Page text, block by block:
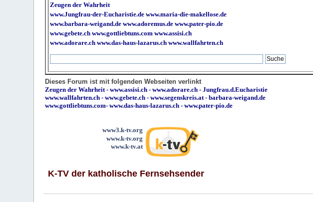
Zeugen der Wahrheit
www.Jungfrau-der-Eucharistie.de www.maria-die-makellose.de
www.barbara-weigand.de www.adoremus.de www.pater-pio.de
www.gebete.ch www.gottliebtuns.com www.assisi.ch
www.adorare.ch www.das-haus-lazarus.ch www.wallfahrten.ch
Dieses Forum ist mit folgenden Webseiten verlinkt
Zeugen der Wahrheit-www.assisi.ch -www.adorare.ch -Jungfrau.d.Eucharistie
www.wallfahrten.ch -www.gebete.ch -www.segenskreis.at-barbara-weigand.de
www.gottliebtuns.com-www.das-haus-lazarus.ch - www.pater-pio.de
www3.k-tv.org
www.k-tv.org
www.k-tv.at
K-TV der katholische Fernsehsender